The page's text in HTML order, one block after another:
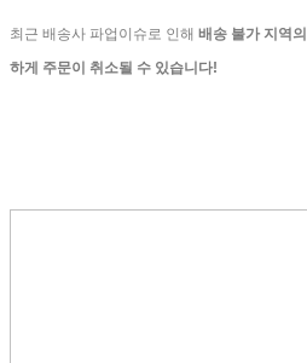
최근 배송사 파업이슈로 인해 배송 불가 지역
하게 주문이 취소될 수 있습니다!